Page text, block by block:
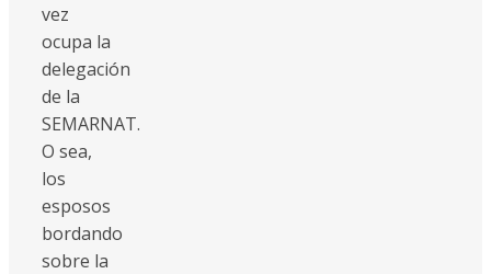
vez
ocupa la
delegación
de la
SEMARNAT.
O sea,
los
esposos
bordando
sobre la